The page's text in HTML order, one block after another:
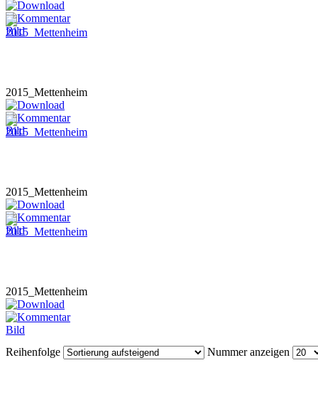
2015_Mettenheim
2015_Mettenheim
2015_Mettenheim
Reihenfolge Nummer anzeigen